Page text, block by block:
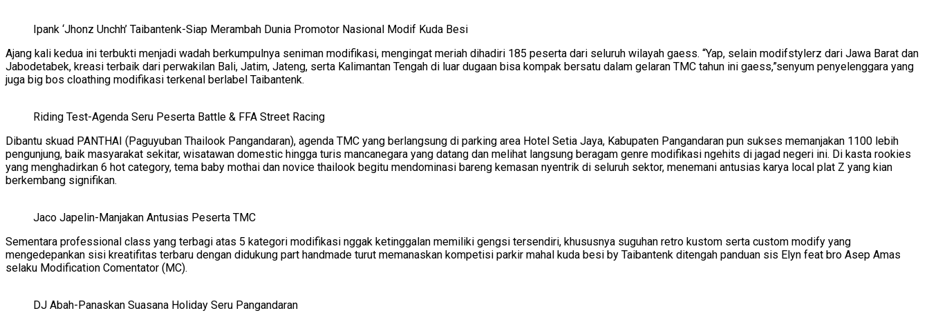
Ipank ‘Jhonz Unchh’ Taibantenk-Siap Merambah Dunia Promotor Nasional Modif Kuda Besi
Ajang kali kedua ini terbukti menjadi wadah berkumpulnya seniman modifikasi, mengingat meriah dihadiri 185 peserta dari seluruh wilayah gaess. “Yap, selain modifstylerz dari Jawa Barat dan
Jabodetabek, kreasi terbaik dari perwakilan Bali, Jatim, Jateng, serta Kalimantan Tengah di luar dugaan bisa kompak bersatu dalam gelaran TMC tahun ini gaess,”senyum penyelenggara yang
juga big bos cloathing modifikasi terkenal berlabel Taibantenk.
Riding Test-Agenda Seru Peserta Battle & FFA Street Racing
Dibantu skuad PANTHAI (Paguyuban Thailook Pangandaran), agenda TMC yang berlangsung di parking area Hotel Setia Jaya, Kabupaten Pangandaran pun sukses memanjakan 1100 lebih
pengunjung, baik masyarakat sekitar, wisatawan domestic hingga turis mancanegara yang datang dan melihat langsung beragam genre modifikasi ngehits di jagad negeri ini. Di kasta rookies
yang menghadirkan 6 hot category, tema baby mothai dan novice thailook begitu mendominasi bareng kemasan nyentrik di seluruh sektor, menemani antusias karya local plat Z yang kian
berkembang signifikan.
Jaco Japelin-Manjakan Antusias Peserta TMC
Sementara professional class yang terbagi atas 5 kategori modifikasi nggak ketinggalan memiliki gengsi tersendiri, khususnya suguhan retro kustom serta custom modify yang
mengedepankan sisi kreatifitas terbaru dengan didukung part handmade turut memanaskan kompetisi parkir mahal kuda besi by Taibantenk ditengah panduan sis Elyn feat bro Asep Amas
selaku Modification Comentator (MC).
DJ Abah-Panaskan Suasana Holiday Seru Pangandaran